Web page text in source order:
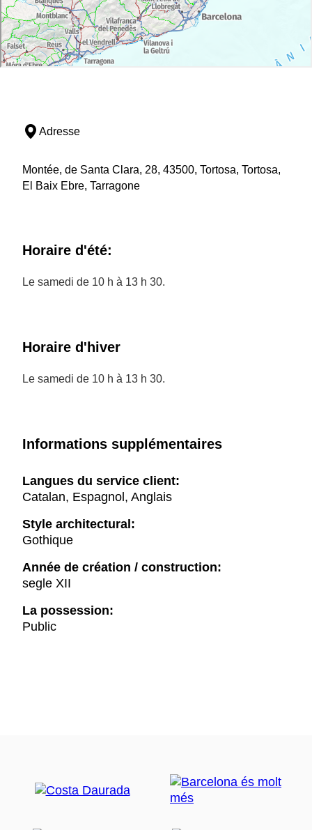
Adresse
Montée, de Santa Clara, 28, 43500, Tortosa, Tortosa,
El Baix Ebre, Tarragone
Horaire d'été:
Le samedi de 10 h à 13 h 30.
Horaire d'hiver
Le samedi de 10 h à 13 h 30.
Informations supplémentaires
Langues du service client:
Catalan, Espagnol, Anglais
Style architectural:
Gothique
Année de création / construction:
segle XII
La possession:
Public